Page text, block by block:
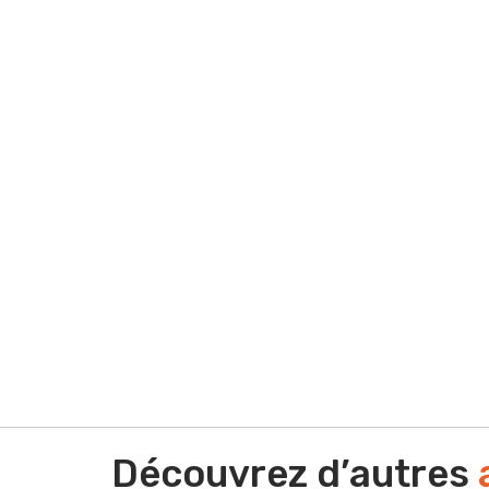
Découvrez d’autres